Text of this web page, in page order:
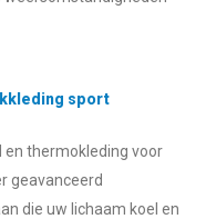
sport
en thermokleding voor
geavanceerd
die uw lichaam koel en